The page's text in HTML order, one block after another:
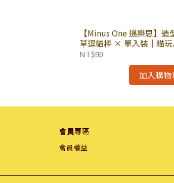
【Minus One 邁樂思】
草逗貓棒 × 單入裝｜貓玩
薄荷 寵物貓玩具｜造型貓
NT$90
加入購物
會員專區
會員權益